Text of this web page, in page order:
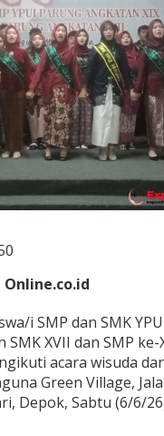
r
u
n
g
B
o
g
o
r
W
i
s
u
M
K
n
g
k
a
t
a
Online.co.id
i SMP dan SMK
XVII dan SMP ke-
acara wisuda
Green Village,
Depok, Sabtu (6/6/